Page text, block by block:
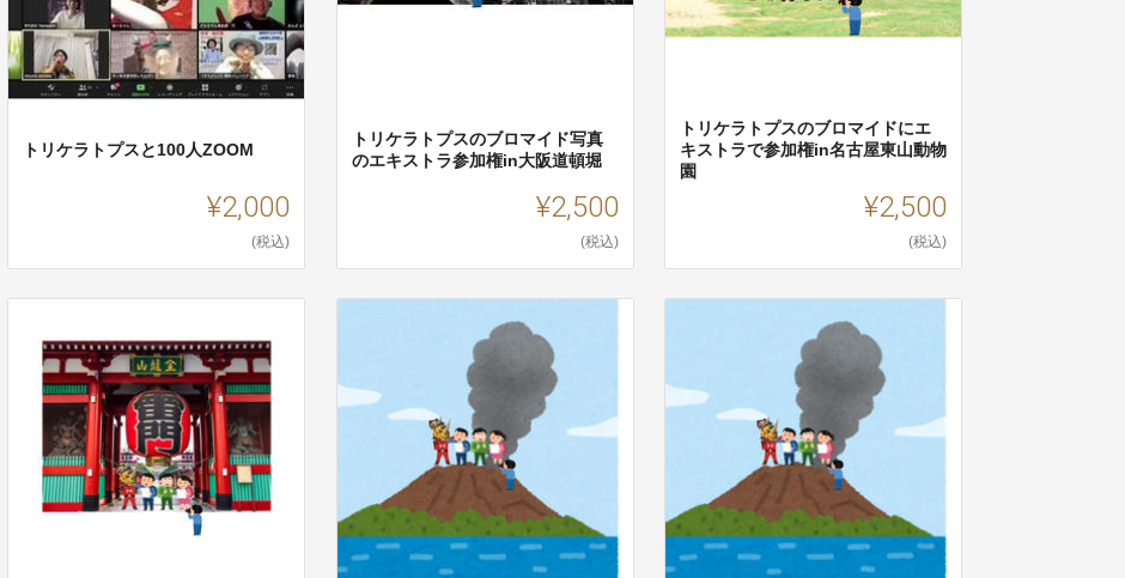
トリケラトプスと100人ZOOM
¥2,000
(税込)
トリケラトプスのブロマイド写真
のエキストラ参加権in大阪道頓堀
¥2,500
(税込)
トリケラトプスのブロマイドにエ
キストラで参加権in名古屋東山動物
園
¥2,500
(税込)